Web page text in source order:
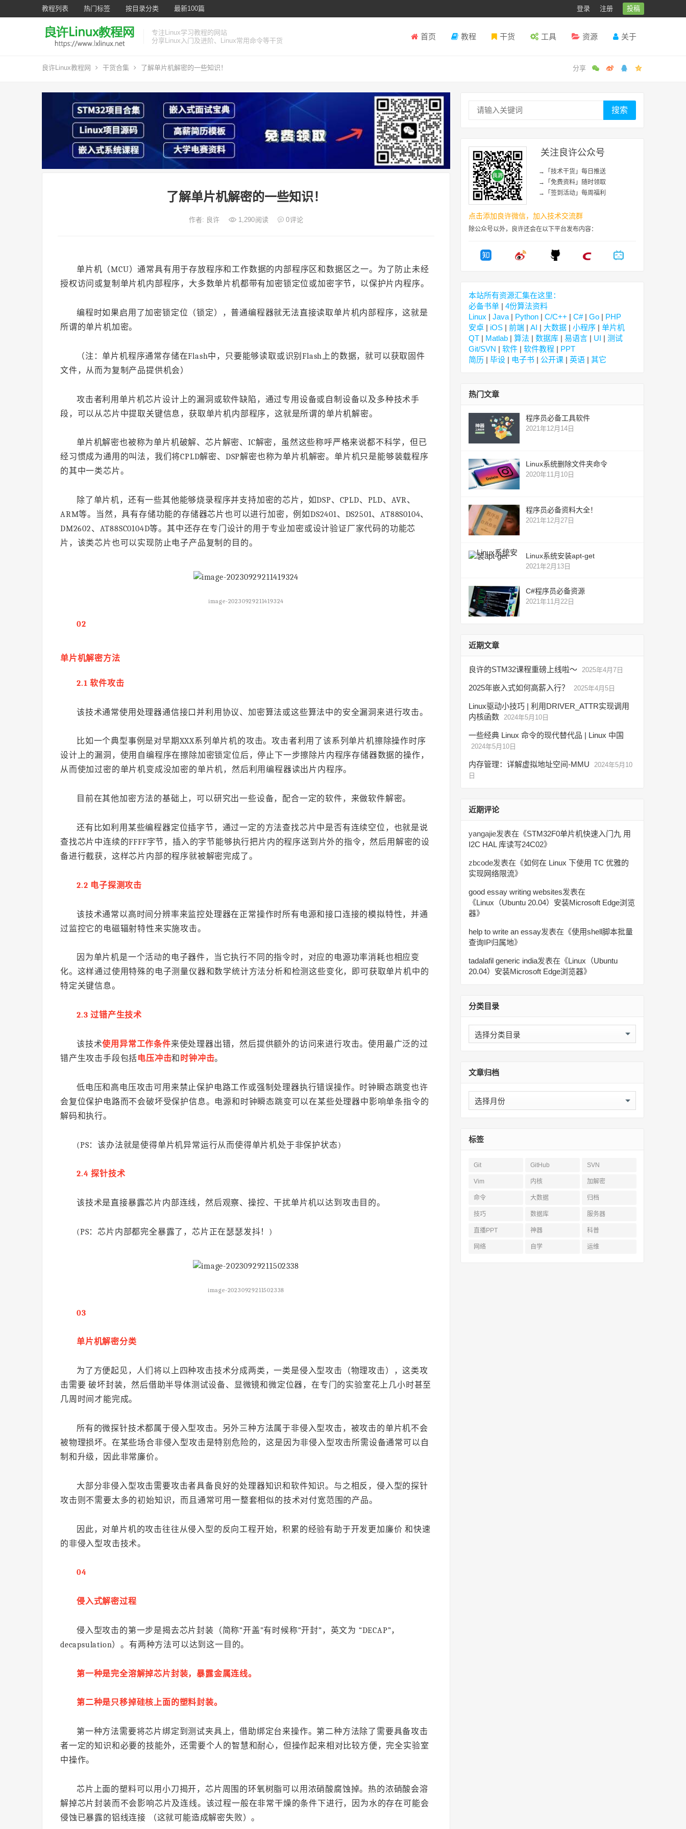
教程列表 热门标签 按目录分类 最新100篇 登录 注册 投稿
专注Linux学习教程的网站
分享Linux入门及进阶、Linux常用命令等干货
首页 教程 干货 工具 资源 关于
良许Linux教程网 干货合集 了解单片机解密的一些知识！
了解单片机解密的一些知识！
作者: 良许 1,290阅读 0评论
单片机（MCU）通常具有用于存放程序和工作数据的内部程序区和数据区之一。为了防止未经
授权访问或复制单片机内部程序，大多数单片机都带有加密锁定位或加密字节，以保护片内程序。
编程时如果启用了加密锁定位（锁定），普通编程器就无法直接读取单片机内部程序，这就是
所谓的单片机加密。
（注：单片机程序通常存储在Flash中，只要能够读取或识别Flash上的数据，就可以获取固件
文件，从而为复制产品提供机会）
攻击者利用单片机芯片设计上的漏洞或软件缺陷，通过专用设备或自制设备以及多种技术手
段，可以从芯片中提取关键信息，获取单片机内部程序，这就是所谓的单片机解密。
单片机解密也被称为单片机破解、芯片解密、IC解密，虽然这些称呼严格来说都不科学，但已
经习惯成为通用的叫法，我们将CPLD解密、DSP解密也称为单片机解密。单片机只是能够装载程序
的其中一类芯片。
除了单片机，还有一些其他能够烧录程序并支持加密的芯片，如DSP、CPLD、PLD、AVR、
ARM等。当然，具有存储功能的存储器芯片也可以进行加密，例如DS2401、DS2501、AT88S0104、
DM2602、AT88SC0104D等。其中还存在专门设计的用于专业加密或设计验证厂家代码的功能芯
片，该类芯片也可以实现防止电子产品复制的目的。
image-20230929211419324
02
单片机解密方法
2.1 软件攻击
该技术通常使用处理器通信接口并利用协议、加密算法或这些算法中的安全漏洞来进行攻击。
比如一个典型事例是对早期XXX系列单片机的攻击。攻击者利用了该系列单片机擦除操作时序
设计上的漏洞，使用自编程序在擦除加密锁定位后，停止下一步擦除片内程序存储器数据的操作，
从而使加过密的单片机变成没加密的单片机，然后利用编程器读出片内程序。
目前在其他加密方法的基础上，可以研究出一些设备，配合一定的软件，来做软件解密。
还有比如利用某些编程器定位插字节，通过一定的方法查找芯片中是否有连续空位，也就是说
查找芯片中连续的FFFF字节，插入的字节能够执行把片内的程序送到片外的指令，然后用解密的设
备进行截获，这样芯片内部的程序就被解密完成了。
2.2 电子探测攻击
该技术通常以高时间分辨率来监控处理器在正常操作时所有电源和接口连接的模拟特性，并通
过监控它的电磁辐射特性来实施攻击。
因为单片机是一个活动的电子器件，当它执行不同的指令时，对应的电源功率消耗也相应变
化。这样通过使用特殊的电子测量仪器和数学统计方法分析和检测这些变化，即可获取单片机中的
特定关键信息。
2.3 过错产生技术
该技术使用异常工作条件来使处理器出错，然后提供额外的访问来进行攻击。使用最广泛的过
错产生攻击手段包括电压冲击和 时钟冲击。
低电压和高电压攻击可用来禁止保护电路工作或强制处理器执行错误操作。时钟瞬态跳变也许
会复位保护电路而不会破坏受保护信息。电源和时钟瞬态跳变可以在某些处理器中影响单条指令的
解码和执行。
(PS：该办法就是使得单片机异常运行从而使得单片机处于非保护状态)
2.4 探针技术
该技术是直接暴露芯片内部连线，然后观察、操控、干扰单片机以达到攻击目的。
(PS：芯片内部都完全暴露了，芯片正在瑟瑟发抖！)
image-20230929211502338
03
单片机解密分类
为了方便起见，人们将以上四种攻击技术分成两类，一类是侵入型攻击（物理攻击），这类攻
击需要 破坏封装，然后借助半导体测试设备、显微镜和微定位器，在专门的实验室花上几小时甚至
几周时间才能完成。
所有的微探针技术都属于侵入型攻击。另外三种方法属于非侵入型攻击，被攻击的单片机不会
被物理损坏。在某些场合非侵入型攻击是特别危险的，这是因为非侵入型攻击所需设备通常可以自
制和升级，因此非常廉价。
大部分非侵入型攻击需要攻击者具备良好的处理器知识和软件知识。与之相反，侵入型的探针
攻击则不需要太多的初始知识，而且通常可用一整套相似的技术对付宽范围的产品。
因此，对单片机的攻击往往从侵入型的反向工程开始，积累的经验有助于开发更加廉价 和快速
的非侵入型攻击技术。
04
侵入式解密过程
侵入型攻击的第一步是揭去芯片封装（简称“开盖”有时候称“开封”，英文为 “DECAP”，
decapsulation）。有两种方法可以达到这一目的。
第一种是完全溶解掉芯片封装，暴露金属连线。
第二种是只移掉硅核上面的塑料封装。
第一种方法需要将芯片绑定到测试夹具上，借助绑定台来操作。第二种方法除了需要具备攻击
者一定的知识和必要的技能外，还需要个人的智慧和耐心，但操作起来相对比较方便，完全实验室
中操作。
芯片上面的塑料可以用小刀揭开，芯片周围的环氧树脂可以用浓硝酸腐蚀掉。热的浓硝酸会溶
解掉芯片封装而不会影响芯片及连线。该过程一般在非常干燥的条件下进行，因为水的存在可能会
侵蚀已暴露的铝线连接 （这就可能造成解密失败）。
搜索
关注良许公众号
→「技术干货」每日推送
→「免费资料」随时领取
→「签到活动」每周福利
点击添加良许微信，加入技术交流群
除公众号以外，良许还会在以下平台发布内容：
本站所有资源汇集在这里：
必备书单 | 4份算法资料
Linux | Java | Python | C/C++ | C#| Go | PHP
安卓 | iOS | 前端 | AI | 大数据 | 小程序 | 单片机
QT | Matlab | 算法 | 数据库 | 易语言 | UI | 测试
Git/SVN | 软件 | 软件教程 | PPT
简历 | 毕设 | 电子书 | 公开课 | 英语 | 其它
热门文章
程序员必备工具软件
2021年12月14日
Linux系统删除文件夹命令
2020年11月10日
程序员必备资料大全！
2021年12月27日
Linux系统安装apt-get
2021年2月13日
C#程序员必备资源
2021年11月22日
近期文章
良许的STM32课程重磅上线啦～ 2025年4月7日
2025年嵌入式如何高薪入行？ 2025年4月5日
Linux驱动小技巧 | 利用DRIVER_ATTR实现调用
内核函数 2024年5月10日
一些经典 Linux 命令的现代替代品 | Linux 中国
2024年5月10日
内存管理：详解虚拟地址空间-MMU
2024年5月10
日
近期评论
yangajie发表在《STM32F0单片机快速入门九 用
I2C HAL 库读写24C02》
zbcode发表在《如何在 Linux 下使用 TC 优雅的
实现网络限流》
good essay writing websites发表在
《Linux（Ubuntu 20.04）安装Microsoft Edge浏览
器》
help to write an essay发表在《使用shell脚本批量
查询IP归属地》
tadalafil generic india发表在《Linux（Ubuntu
20.04）安装Microsoft Edge浏览器》
分类目录
分
类
文章归档
文
章
标签
Git GitHub SVN
Vim 内核 加解密
命令 大数据 归档
技巧 数据库 服务器
直播PPT 神器 科普
网络 自学 运维